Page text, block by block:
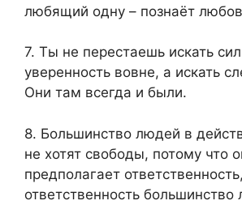
любящий одну – познаёт
7. Ты не перестаешь искать
уверенность вовне, а искать
Они там всегда и были.
8. Большинство людей в
не хотят свободы, потому что
предполагает
ответственность большинство